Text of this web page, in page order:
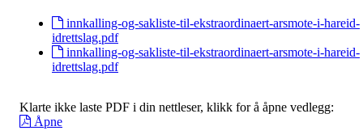
innkalling-og-sakliste-til-ekstraordinaert-arsmote-i-hareid-
idrettslag.pdf
innkalling-og-sakliste-til-ekstraordinaert-arsmote-i-hareid-
idrettslag.pdf
Klarte ikke laste PDF i din nettleser, klikk for å åpne vedlegg:
Åpne